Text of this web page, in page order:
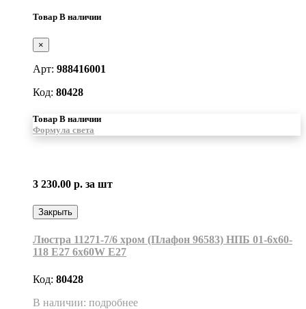
Товар В наличии
×
Арт: 988416001
Код: 80428
Товар В наличии
Формула света
3 230.00 р. за шт
Закрыть
Люстра 11271-7/6 хром (Плафон 96583) НПБ 01-6х60-
118 Е27 6x60W Е27
Код: 80428
В наличии: подробнее